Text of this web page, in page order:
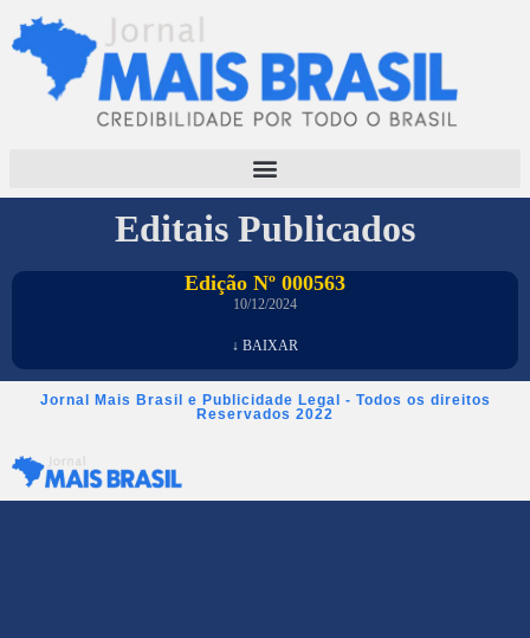
Editais Publicados
Edição Nº 000563
10/12/2024
↓ BAIXAR
Jornal Mais Brasil e Publicidade Legal - Todos os direitos
Reservados 2022